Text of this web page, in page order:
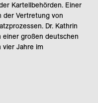
Kartellbehörden. Einer
der Vertretung von
Dr. Kathrin
einer großen deutschen
vier Jahre im